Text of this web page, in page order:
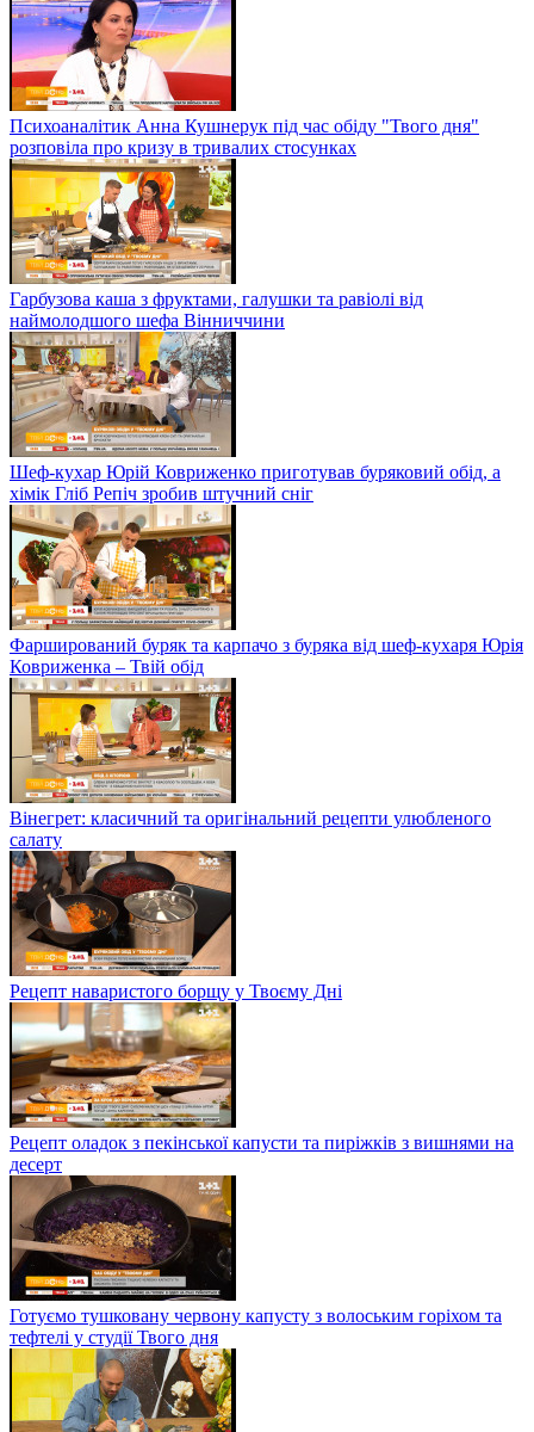
Психоаналітик Анна Кушнерук під час обіду "Твого дня"
розповіла про кризу в тривалих стосунках
Гарбузова каша з фруктами, галушки та равіолі від
наймолодшого шефа Вінниччини
Шеф-кухар Юрій Ковриженко приготував буряковий обід, а
хімік Гліб Репіч зробив штучний сніг
Фарширований буряк та карпачо з буряка від шеф-кухаря Юрія
Ковриженка – Твій обід
Вінегрет: класичний та оригінальний рецепти улюбленого
салату
Рецепт наваристого борщу у Твоєму Дні
Рецепт оладок з пекінської капусти та пиріжків з вишнями на
десерт
Готуємо тушковану червону капусту з волоським горіхом та
тефтелі у студії Твого дня